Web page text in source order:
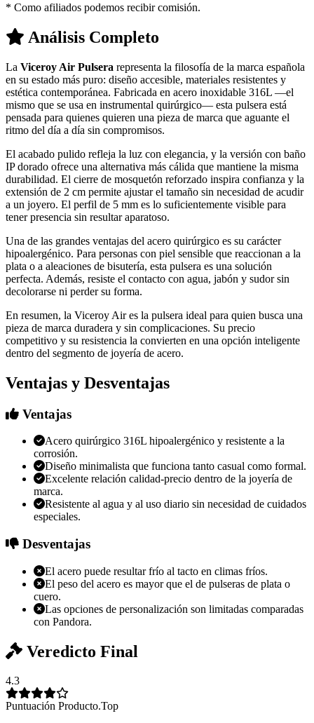
* Como afiliados podemos recibir comisión.
Análisis Completo
La Viceroy Air Pulsera representa la filosofía de la marca española
en su estado más puro: diseño accesible, materiales resistentes y
estética contemporánea. Fabricada en acero inoxidable 316L —el
mismo que se usa en instrumental quirúrgico— esta pulsera está
pensada para quienes quieren una pieza de marca que aguante el
ritmo del día a día sin compromisos.
El acabado pulido refleja la luz con elegancia, y la versión con baño
IP dorado ofrece una alternativa más cálida que mantiene la misma
durabilidad. El cierre de mosquetón reforzado inspira confianza y la
extensión de 2 cm permite ajustar el tamaño sin necesidad de acudir
a un joyero. El perfil de 5 mm es lo suficientemente visible para
tener presencia sin resultar aparatoso.
Una de las grandes ventajas del acero quirúrgico es su carácter
hipoalergénico. Para personas con piel sensible que reaccionan a la
plata o a aleaciones de bisutería, esta pulsera es una solución
perfecta. Además, resiste el contacto con agua, jabón y sudor sin
decolorarse ni perder su forma.
En resumen, la Viceroy Air es la pulsera ideal para quien busca una
pieza de marca duradera y sin complicaciones. Su precio
competitivo y su resistencia la convierten en una opción inteligente
dentro del segmento de joyería de acero.
Ventajas y Desventajas
Ventajas
Acero quirúrgico 316L hipoalergénico y resistente a la
corrosión.
Diseño minimalista que funciona tanto casual como formal.
Excelente relación calidad-precio dentro de la joyería de
marca.
Resistente al agua y al uso diario sin necesidad de cuidados
especiales.
Desventajas
El acero puede resultar frío al tacto en climas fríos.
El peso del acero es mayor que el de pulseras de plata o
cuero.
Las opciones de personalización son limitadas comparadas
con Pandora.
Veredicto Final
4.3
Puntuación Producto.Top